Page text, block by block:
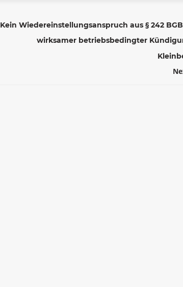
Kein Wiedereinstellungsanspruch aus § 242
wirksamer betriebsbedingter